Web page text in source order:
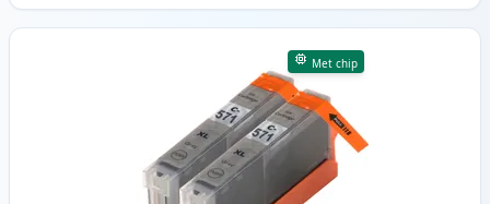
Met chip